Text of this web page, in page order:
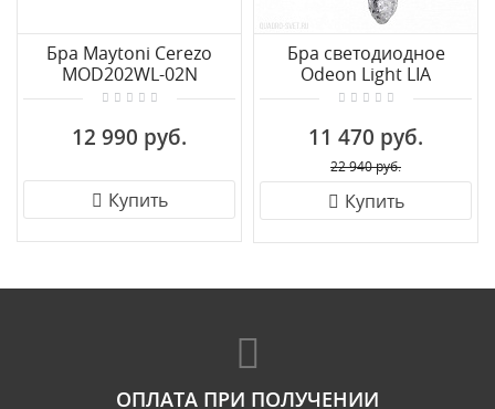
Бра Maytoni Cerezo
MOD202WL-02N
12 990 руб.
Купить
Бра светодиодное
Odeon Light LIA
6696/5WL
11 470 руб.
22 940 руб.
Купить
ОПЛАТА ПРИ ПОЛУЧЕНИИ